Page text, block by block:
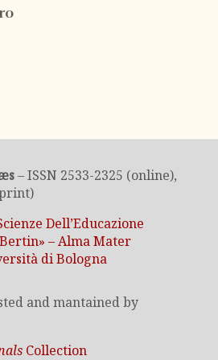
– ISSN 2533-2325 (online),
Dell’Educazione
– Alma Mater
di Bologna
and mantained by
Collection